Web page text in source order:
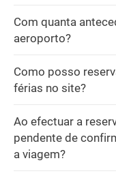
Com quanta
aeroporto?
Como posso
férias no site?
Ao efectuar a
pendente de
a viagem?